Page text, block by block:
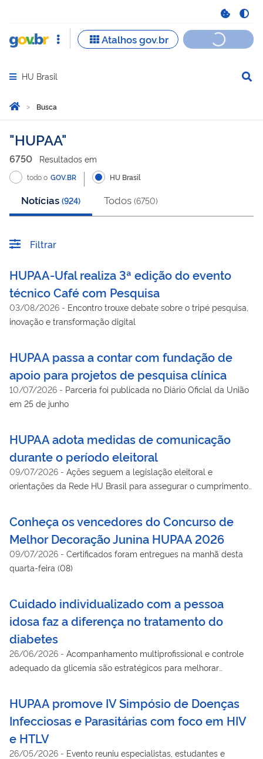
Abrir menu principal de navegação
HU Brasil
Você está aqui:
Página Inicial
Busca
Busca
HUPAA
6750 Resultados em
todo o GOV.BR HU Brasil
Notícias (924) Todos (6750)
Filtrar
HUPAA-Ufal realiza 3ª edição do evento
técnico Café com Pesquisa
03/08/2026 - Encontro trouxe debate sobre o tripé pesquisa,
inovação e transformação digital
HUPAA passa a contar com fundação de
apoio para projetos de pesquisa clínica
10/07/2026 - Parceria foi publicada no Diário Oficial da União
em 25 de junho
HUPAA adota medidas de comunicação
durante o período eleitoral
09/07/2026 - Ações seguem a legislação eleitoral e
orientações da Rede HU Brasil para assegurar o cumprimento
Conheça os vencedores do Concurso de
Melhor Decoração Junina HUPAA 2026
09/07/2026 - Certificados foram entregues na manhã desta
quarta-feira (08)
Cuidado individualizado com a pessoa
idosa faz a diferença no tratamento do
diabetes
26/06/2026 - Acompanhamento multiprofissional e controle
adequado da glicemia são estratégicos para melhorar
HUPAA promove IV Simpósio de Doenças
Infecciosas e Parasitárias com foco em HIV
e HTLV
26/05/2026 - Evento reuniu especialistas, estudantes e